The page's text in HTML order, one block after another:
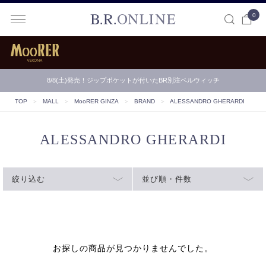
0
8/8(土)発売！ジップポケットが付いたBR別注ベルウィッチ
TOP ＞ MALL ＞ MooRER GINZA ＞ BRAND ＞ ALESSANDRO GHERARDI
ALESSANDRO GHERARDI
絞り込む 並び順・件数
お探しの商品が見つかりませんでした。